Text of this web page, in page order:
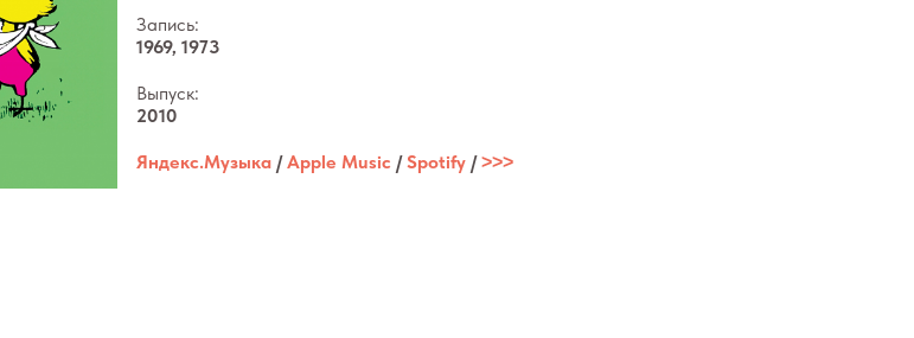
Запись:
1969, 1973
Выпуск:
2010
Яндекс.Музыка /Apple Music /Spotify /˃˃˃